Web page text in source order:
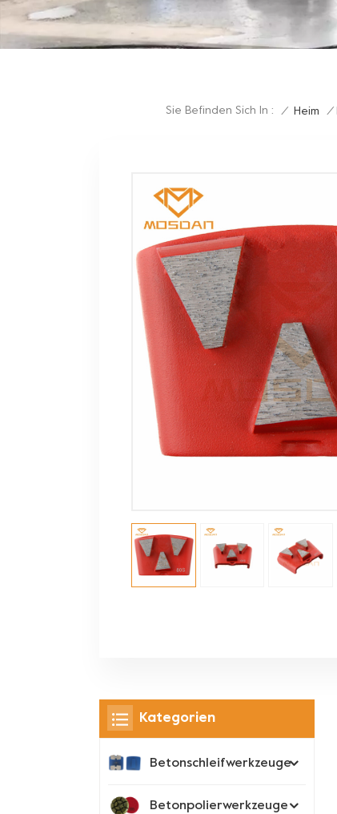
Sie Befinden Sich In : / Heim /
Kategorien
Betonschleifwerkzeuge
Betonpolierwerkzeuge